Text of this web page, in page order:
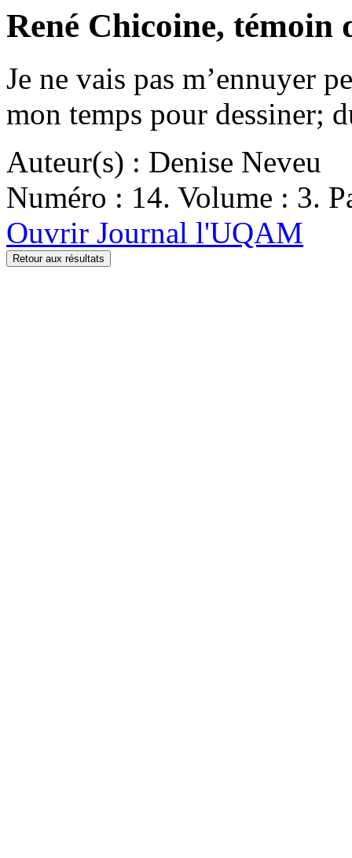
René Chicoine, témoin
Je ne vais pas m’ennuyer
mon temps pour dessiner;
Auteur(s) : Denise Neveu
Numéro : 14. Volume : 3.
Ouvrir Journal l'UQAM
Retour aux résultats